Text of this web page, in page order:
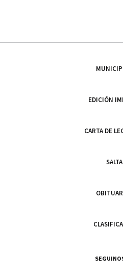
EDICIÓN
CARTA DE
SALTA